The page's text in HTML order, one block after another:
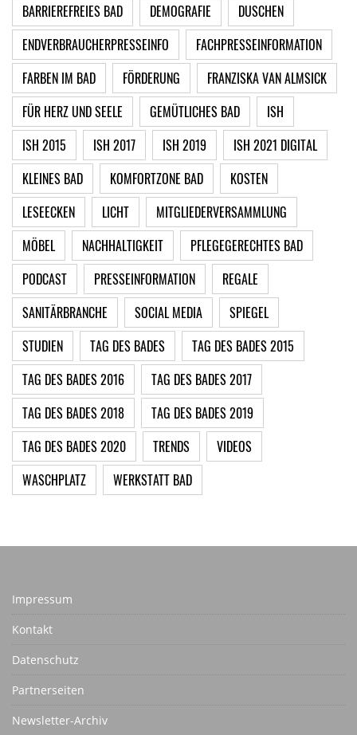
BARRIEREFREIES BAD
DEMOGRAFIE
DUSCHEN
ENDVERBRAUCHERPRESSEINFO
FACHPRESSEINFORMATION
FARBEN IM BAD
FÖRDERUNG
FRANZISKA VAN ALMSICK
FÜR HERZ UND SEELE
GEMÜTLICHES BAD
ISH
ISH 2015
ISH 2017 ISH 2019
ISH 2021 DIGITAL
KLEINES BAD
KOMFORTZONE BAD
KOSTEN
LESEECKEN
LICHT
MITGLIEDERVERSAMMLUNG
MÖBEL
NACHHALTIGKEIT
PFLEGEGERECHTES BAD
PODCAST
PRESSEINFORMATION
REGALE
SANITÄRBRANCHE
SOCIAL MEDIA
SPIEGEL
STUDIEN
TAG DES BADES
TAG DES BADES 2015
TAG DES BADES 2016
TAG DES BADES 2017
TAG DES BADES 2018
TAG DES BADES 2019
TAG DES BADES 2020
TRENDS
VIDEOS
WASCHPLATZ
WERKSTATT BAD
Impressum
Kontakt
Datenschutz
Partnerseiten
Newsletter-Archiv